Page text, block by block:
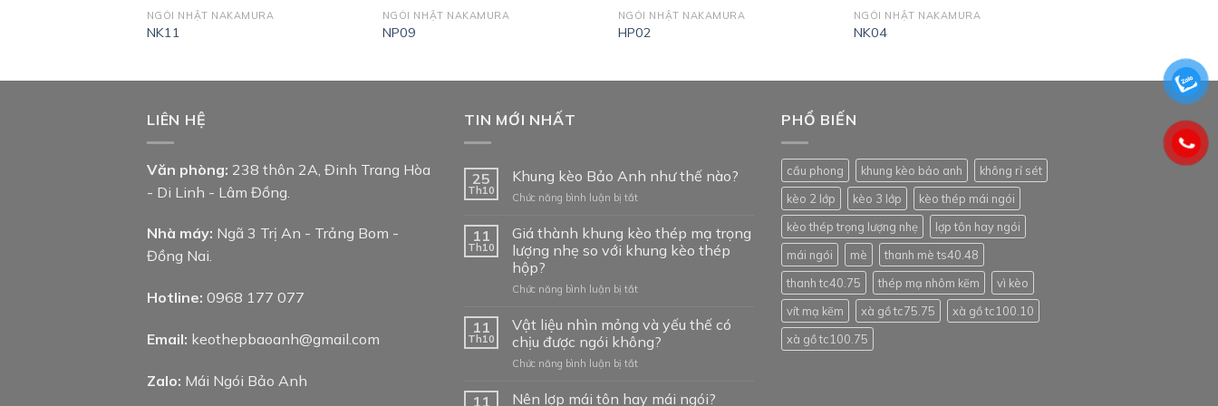
NGÓI NHẬT NAKAMURA
NK11
NGÓI NHẬT NAKAMURA
NP09
NGÓI NHẬT NAKAMURA
HP02
NGÓI NHẬT NAKAMURA
NK04
LIÊN HỆ
Văn phòng: 238 thôn 2A, Đinh Trang Hòa
- Di Linh - Lâm Đồng.
Nhà máy: Ngã 3 Trị An - Trảng Bom -
Đồng Nai.
Hotline: 0968 177 077
Email: keothepbaoanh@gmail.com
Zalo: Mái Ngói Bảo Anh
TIN MỚI NHẤT
25
Th10
Khung kèo Bảo Anh như thế nào?
Chức năng bình luận bị tắtở
kèo
Bảo
Anh
thế
11
Th10
Giá thành khung kèo thép mạ trọng
lượng nhẹ so với khung kèo thép
hộp?
Chức năng bình luận bị tắtở
thành
khung
kèo
thép
trọng
11
Th10
Vật liệu nhìn mỏng và yếu thế có
chịu được ngói không?
Chức năng bình luận bị tắtở
11 Nên lợp mái tôn hay mái ngói?
PHỔ BIẾN
cầu phong khung kèo bảo anh
không rỉ sét
kèo 2 lớp
kèo 3 lớp
kèo thép mái ngói
kèo thép trọng lượng nhẹ
lợp tôn hay ngói
mái ngói
mè
thanh mè ts40.48
thanh tc40.75
thép mạ nhôm kẽm
vì kèo
vít mạ kẽm
xà gồ tc75.75
xà gồ tc100.10
xà gồ tc100.75